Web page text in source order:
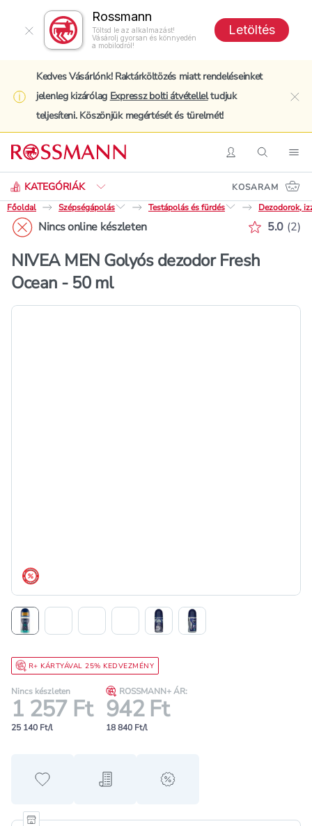
Rossmann
Töltsd le az alkalmazást!
Vásárolj gyorsan és könnyedén
a mobilodról!
Letöltés
Kedves Vásárlónk! Raktárköltözés miatt rendeléseinket
jelenleg kizárólag Expressz bolti átvételleltudjuk
teljesíteni. Köszönjük megértését és türelmét!
BelépésKeresés
KATEGÓRIÁK
Keresés
KOSARAM
Főoldal
Szépségápolás Testápolás és fürdés Dezodorok,
Nincs online készleten 5.0 (2)
NIVEA MEN Golyós dezodor Fresh
Ocean - 50 ml
árréscsökkentés
R+ KÁRTYÁVAL 25% KEDVEZMÉNY
Nincs készleten
1 257 Ft
25 140 Ft/l
ROSSMANN+ ÁR:
942 Ft
18 840 Ft/l
Hozzáadás a kedvencekhez
Hozzáadás a bevásárló listához
alert when on sale